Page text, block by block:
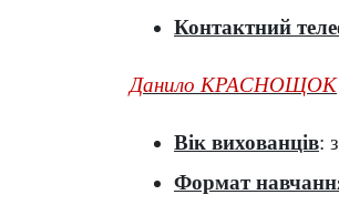
Контактний
Данило КРАСНОЩОК
Вік вихованців:
Формат